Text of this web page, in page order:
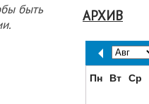
быть
АРХИВ
Пн Вт Ср